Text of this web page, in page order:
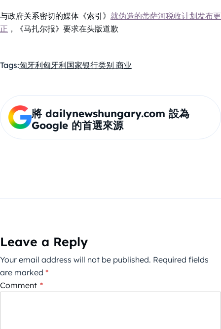
与政府关系密切的媒体《索引》 就伪造的蒂萨河税收计划发布更
正 ，《马扎尔报》要求在头版道歉
Tags:匈牙利匈牙利国家银行类别 商业
將 dailynewshungary.com 設為
Google 的首選來源
Leave a Reply
Your email address will not be published. Required fields
are marked *
Comment *